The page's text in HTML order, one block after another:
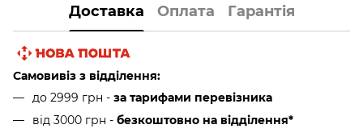
Доставка Оплата Гарантія
Самовивіз з відділення:
до 2999 грн - за тарифами перевізника
від 3000 грн - безкоштовно на відділення*